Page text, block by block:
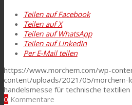
Innovation
Forschung und Entwicklung
Consumer Care
Teilen auf Facebook
Teilen auf X
Teilen auf WhatsApp
Teilen auf LinkedIn
Per E-Mail teilen
https://www.morchem.com/wp-
content/uploads/2021/05/morchem-
handelsmesse für technische
0 Kommentare